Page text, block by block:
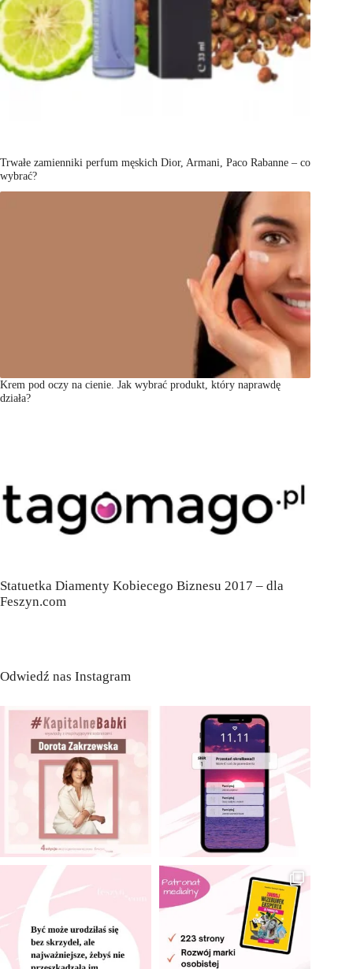
Trwałe zamienniki perfum męskich Dior, Armani, Paco Rabanne – co
wybrać?
Krem pod oczy na cienie. Jak wybrać produkt, który naprawdę
działa?
Statuetka Diamenty Kobiecego Biznesu 2017 – dla
Feszyn.com
Odwiedź nas Instagram